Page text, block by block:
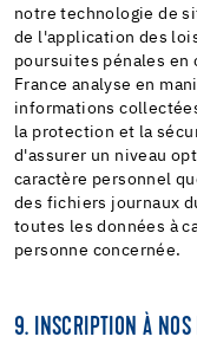
notre technologie de
de l'application des
poursuites pénales en
France analyse en
informations
la protection et la
d'assurer un niveau
caractère personnel
des fichiers journaux
toutes les données à
personne concernée.
9. INSCRIPTION À NOS